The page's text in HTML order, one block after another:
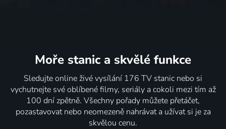
Moře stanic a skvělé funkce
Sledujte online živé vysílání 176 TV stanic nebo si
vychutnejte své oblíbené filmy, seriály a cokoli mezi tím až
100 dní zpětně. Všechny pořady můžete přetáčet,
pozastavovat nebo neomezeně nahrávat a užívat si je za
skvělou cenu.